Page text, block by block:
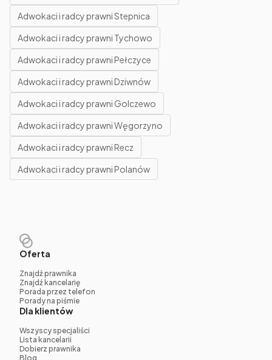
Adwokaci i radcy prawni Stepnica
Adwokaci i radcy prawni Tychowo
Adwokaci i radcy prawni Pełczyce
Adwokaci i radcy prawni Dziwnów
Adwokaci i radcy prawni Golczewo
Adwokaci i radcy prawni Węgorzyno
Adwokaci i radcy prawni Recz
Adwokaci i radcy prawni Polanów
Oferta
Znajdź prawnika
Znajdź kancelarię
Porada przez telefon
Porady na piśmie
Dla klientów
Wszyscy specjaliści
Lista kancelarii
Dobierz prawnika
Blog